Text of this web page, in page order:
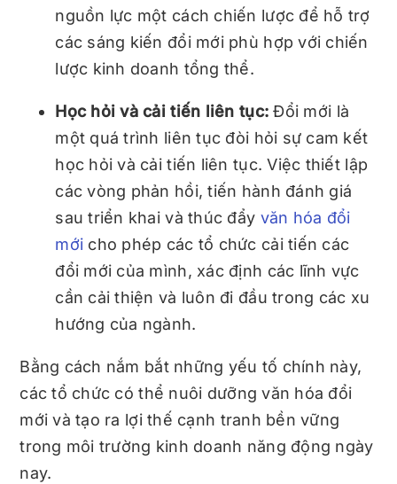
nguồn lực một cách chiến lược để hỗ trợ
các sáng kiến ​​đổi mới phù hợp với chiến
lược kinh doanh tổng thể.
Học hỏi và cải tiến liên tục: Đổi mới là
một quá trình liên tục đòi hỏi sự cam kết
học hỏi và cải tiến liên tục. Việc thiết lập
các vòng phản hồi, tiến hành đánh giá
sau triển khai và thúc đẩy văn hóa đổi
mới cho phép các tổ chức cải tiến các
đổi mới của mình, xác định các lĩnh vực
cần cải thiện và luôn đi đầu trong các xu
hướng của ngành.
Bằng cách nắm bắt những yếu tố chính này,
các tổ chức có thể nuôi dưỡng văn hóa đổi
mới và tạo ra lợi thế cạnh tranh bền vững
trong môi trường kinh doanh năng động ngày
nay.